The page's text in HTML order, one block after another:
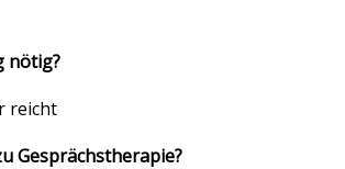
nötig?
reicht
Gesprächstherapie?